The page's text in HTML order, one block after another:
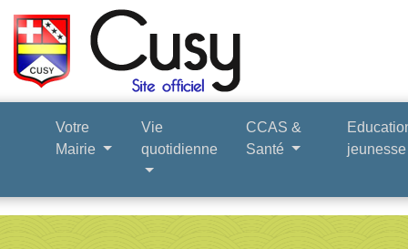
Votre
Mairie
Vie
quotidienne
CCAS &
Santé